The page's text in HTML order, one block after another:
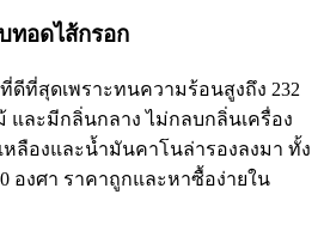
ทอดไส้กรอก
ดีที่สุดเพราะทนความร้อนสูงถึง 232
และมีกลิ่นกลาง ไม่กลบกลิ่นเครื่อง
หลืองและน้ำมันคาโนล่ารองลงมา ทั้ง
องศา ราคาถูกและหาซื้อง่ายใน